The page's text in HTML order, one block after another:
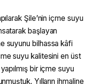
Şile’nin içme suyu
başlayan
suyunu bilhassa kâfi
suyu kalitesini en üst
bir içme suyu
Yılların ihmaline